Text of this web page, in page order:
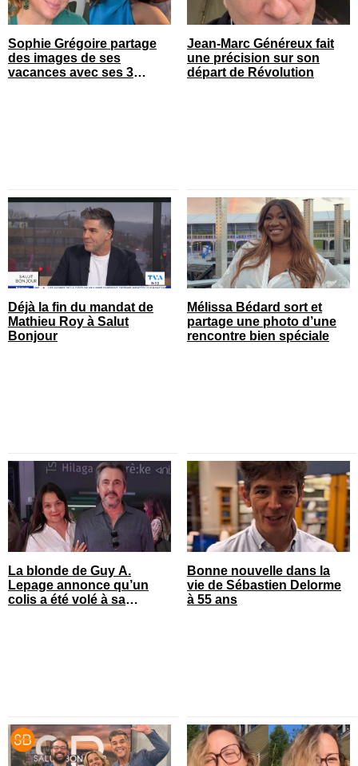
Sophie Grégoire partage
des images de ses
vacances avec ses 3
Jean-Marc Généreux fait
une précision sur son
départ de Révolution
Déjà la fin du mandat de
Mathieu Roy à Salut
Bonjour
Mélissa Bédard sort et
partage une photo d’une
rencontre bien spéciale
La blonde de Guy A.
Lepage annonce qu’un
colis a été volé à sa
Bonne nouvelle dans la
vie de Sébastien Delorme
à 55 ans